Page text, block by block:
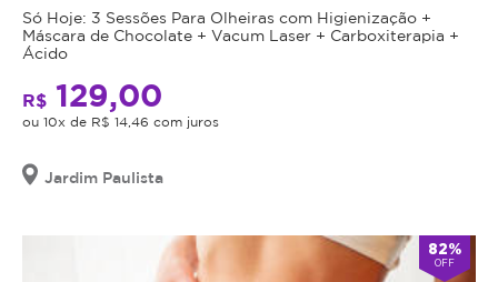
Só Hoje: 3 Sessões Para Olheiras com Higienização +
Máscara de Chocolate + Vacum Laser + Carboxiterapia +
Ácido
R$ 129,00
ou 10x de R$ 14,46 com juros
Jardim Paulista
82%
OFF